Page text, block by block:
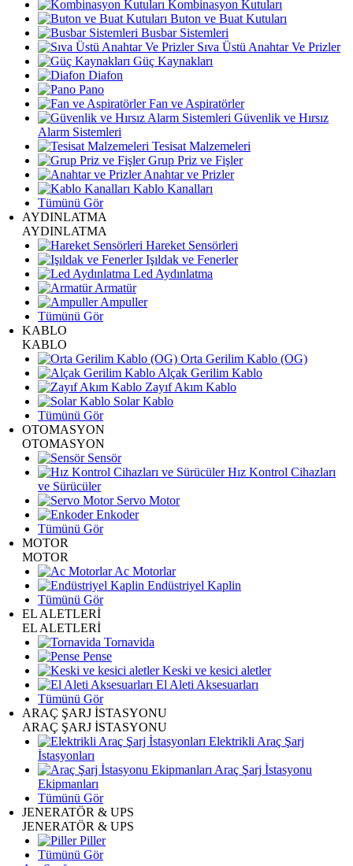
Kombinasyon Kutuları
Buton ve Buat Kutuları
Busbar Sistemleri
Sıva Üstü Anahtar Ve Prizler
Güç Kaynakları
Diafon
Pano
Fan ve Aspiratörler
Güvenlik ve Hırsız
Alarm Sistemleri
Tesisat Malzemeleri
Grup Priz ve Fişler
Anahtar ve Prizler
Kablo Kanalları
Tümünü Gör
AYDINLATMA
AYDINLATMA
Hareket Sensörleri
Işıldak ve Fenerler
Led Aydınlatma
Armatür
Ampuller
Tümünü Gör
KABLO
KABLO
Orta Gerilim Kablo (OG)
Alçak Gerilim Kablo
Zayıf Akım Kablo
Solar Kablo
Tümünü Gör
OTOMASYON
OTOMASYON
Sensör
Hız Kontrol Cihazları
ve Sürücüler
Servo Motor
Enkoder
Tümünü Gör
MOTOR
MOTOR
Ac Motorlar
Endüstriyel Kaplin
Tümünü Gör
EL ALETLERİ
EL ALETLERİ
Tornavida
Pense
Keski ve kesici aletler
El Aleti Aksesuarları
Tümünü Gör
ARAÇ ŞARJ İSTASYONU
ARAÇ ŞARJ İSTASYONU
Elektrikli Araç Şarj
İstasyonları
Araç Şarj İstasyonu
Ekipmanları
Tümünü Gör
JENERATÖR & UPS
JENERATÖR & UPS
Piller
Tümünü Gör